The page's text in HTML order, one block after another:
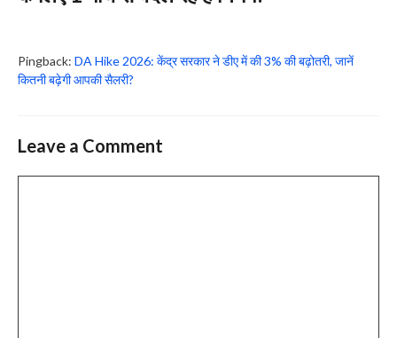
Pingback: DA Hike 2026: केंद्र सरकार ने डीए में की 3% की बढ़ोतरी, जानें
कितनी बढ़ेगी आपकी सैलरी?
Leave a Comment